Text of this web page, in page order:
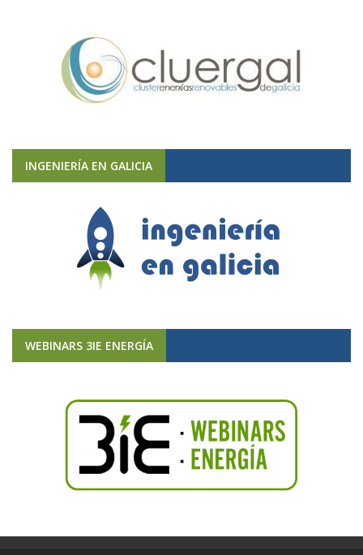
INGENIERÍA EN GALICIA
WEBINARS 3IE ENERGÍA